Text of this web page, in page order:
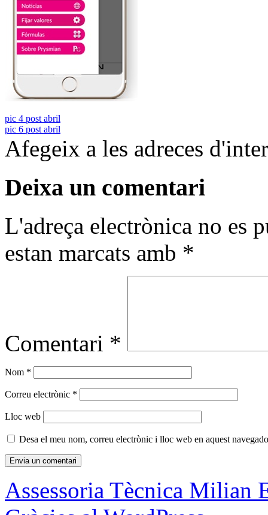
pic 4 post abril
pic 6 post abril
Afegeix a les adreces
Deixa un comentari
L'adreça electrònica no es
estan marcats amb *
Comentari *
Nom *
Correu electrònic *
Lloc web
Desa el meu nom, correu electrònic i lloc web en aquest
Assessoria Tècnica Milian